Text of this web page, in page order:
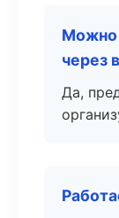
Можно
через
Да,